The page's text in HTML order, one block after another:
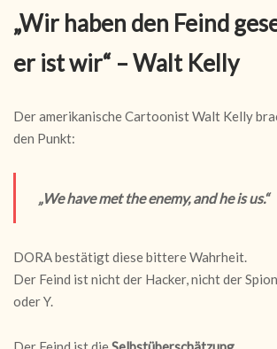
„Wir haben den Feind
er ist wir“ – Walt Kelly
Der amerikanische Cartoonist Walt Kelly
den Punkt:
„We have met the enemy, and he is us.“
DORA bestätigt diese bittere Wahrheit.
Der Feind ist nicht der Hacker, nicht der
oder Y.